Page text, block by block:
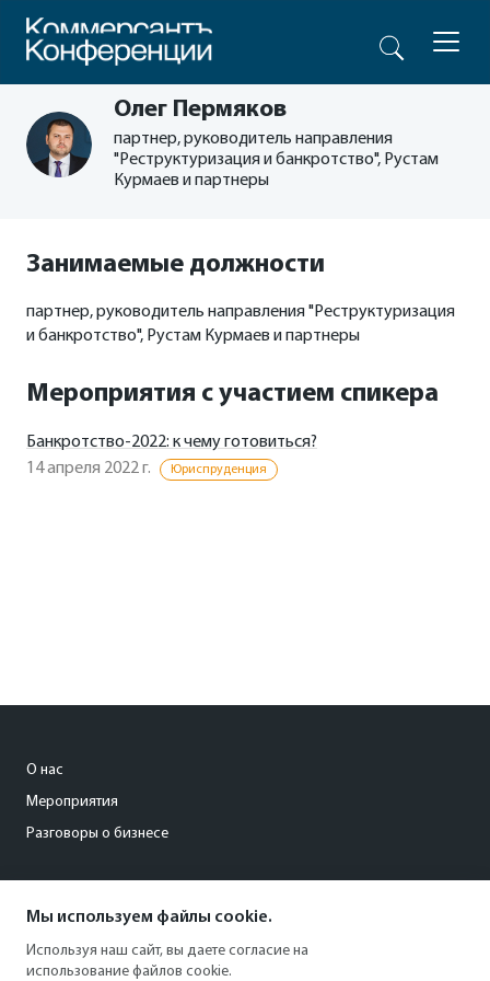
Олег Пермяков
партнер, руководитель направления
"Реструктуризация и банкротство", Рустам
Курмаев и партнеры
Занимаемые должности
партнер, руководитель направления "Реструктуризация
и банкротство", Рустам Курмаев и партнеры
Мероприятия с участием спикера
Банкротство-2022: к чему готовиться?
14 апреля 2022 г.
Юриспруденция
О нас
Мероприятия
Разговоры о бизнесе
+7 (495) 797-69-70
Мы используем файлы cookie.
Используя наш сайт, вы даете согласие на
использование файлов cookie.